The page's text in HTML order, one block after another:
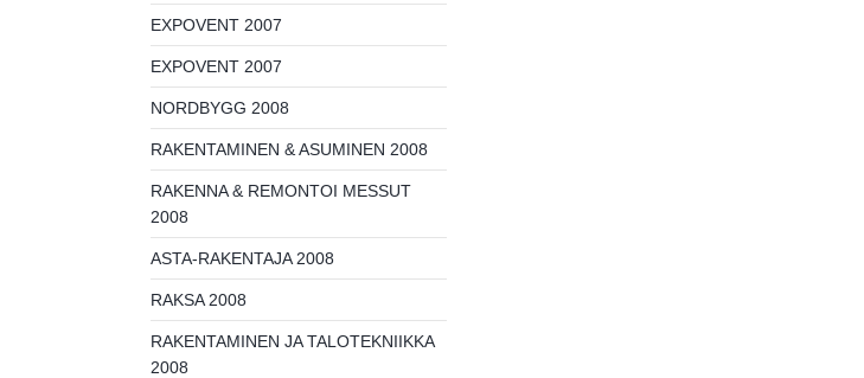
EXPOVENT 2007
EXPOVENT 2007
NORDBYGG 2008
RAKENTAMINEN & ASUMINEN 2008
RAKENNA & REMONTOI MESSUT
2008
ASTA-RAKENTAJA 2008
RAKSA 2008
RAKENTAMINEN JA TALOTEKNIIKKA
2008